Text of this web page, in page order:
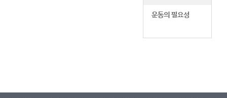
운동의 필요성